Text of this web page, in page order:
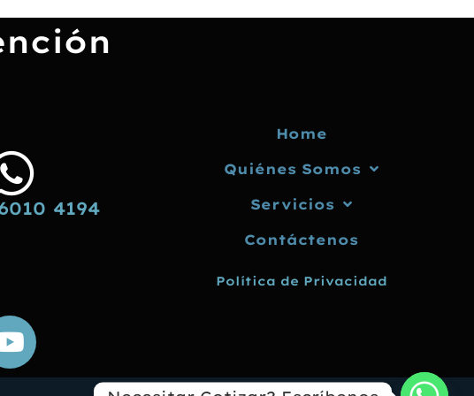
4194
Home
Quiénes Somos
Servicios
Contáctenos
Política de Privacidad